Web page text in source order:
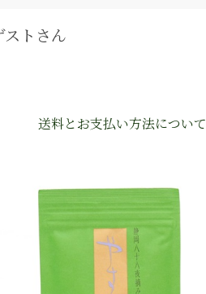
トさん
送料とお支払い方法について